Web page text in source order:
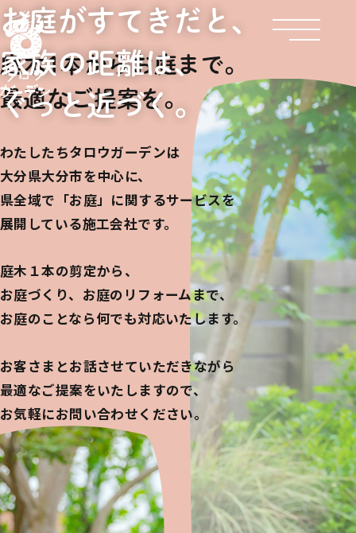
お庭がすてきだと、
家族の距離は、
ぐっと近づく。
庭木1本からお庭まで。
最適なご提案を。
わたしたちタロウガーデンは
大分県大分市を中心に、
県全域で「お庭」に関するサービスを
展開している施工会社です。
庭木１本の剪定から、
お庭づくり、お庭のリフォームまで、
お庭のことなら何でも対応いたします。
お客さまとお話させていただきながら
最適なご提案をいたしますので、
お気軽にお問い合わせください。